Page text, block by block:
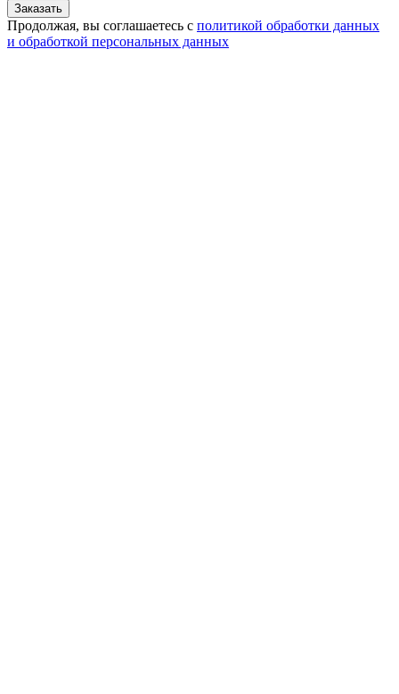
Заказать
Продолжая, вы соглашаетесь с политикой обработки данных
и обработкой персональных данных